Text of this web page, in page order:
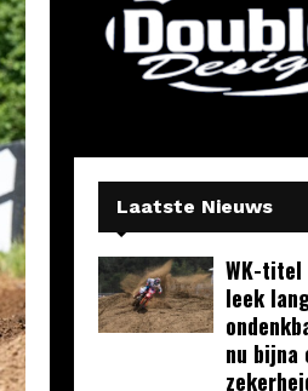
Laatste Nieuws
WK-titel
leek
nu bijna